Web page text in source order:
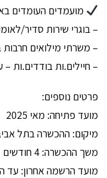
מועמדים העומדים
– בוגרי שירות סדיר/לאומי – עד 5
– משרתי מילואים חרבות ברזל – עד
– חיילים.ות בודדים.ות – עד 10 שנים
פרטים נוספים:
מועד פתיחה: מאי 2025
מיקום: ההכשרה בתל
משך ההכשרה: 4 חודשים
מועד הרשמה אחרון: עד ה-